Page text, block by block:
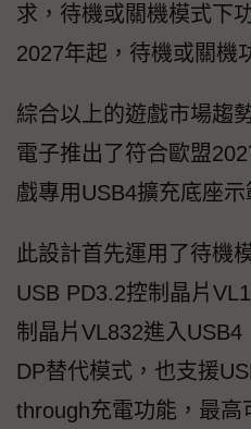
求，待機或關機模式下
2027年起，待機或關機
綜合以上的遊戲市場趨
電子推出了符合歐盟
戲專用USB4擴充底座示
此設計首先運用了待機
USB PD3.2控制晶片
制晶片VL832進入
DP替代模式，也支援
through充電功能，最高